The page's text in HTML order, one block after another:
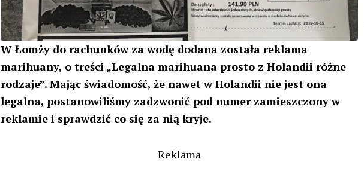
W Łomży do rachunków za wodę dodana została reklama
marihuany, o treści „Legalna marihuana prosto z Holandii różne
rodzaje”. Mając świadomość, że nawet w Holandii nie jest ona
legalna, postanowiliśmy zadzwonić pod numer zamieszczony w
reklamie i sprawdzić co się za nią kryje.
Reklama